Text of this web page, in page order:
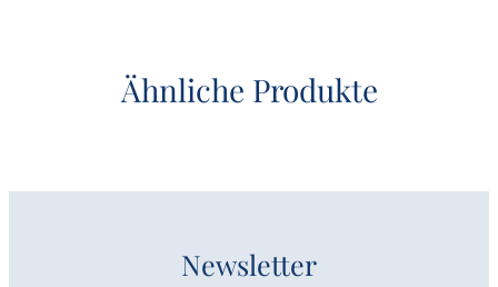
Ähnliche Produkte
Newsletter